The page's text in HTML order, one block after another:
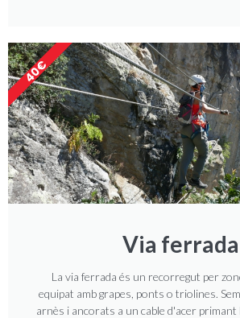
Via ferrada
La via ferrada és un recorregut per
equipat amb grapes, ponts o triolines.
arnès i ancorats a un cable d'acer primant
40€